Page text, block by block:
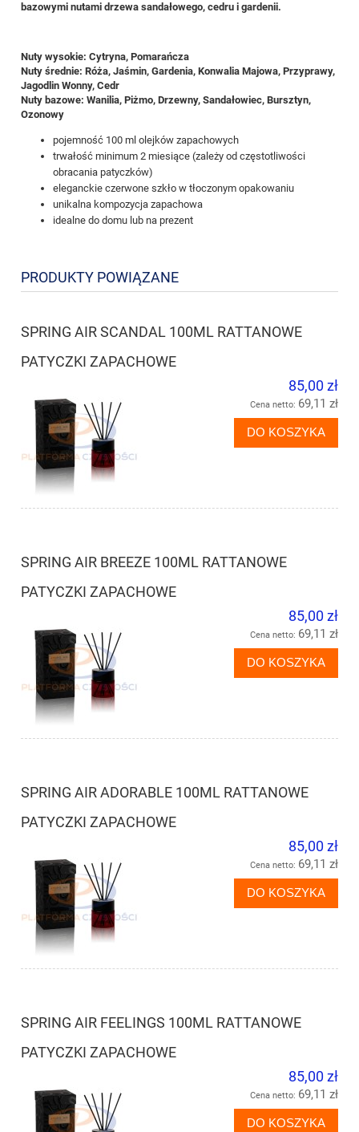
bazowymi nutami drzewa sandałowego, cedru i gardenii.
Nuty wysokie: Cytryna, Pomarańcza
Nuty średnie: Róża, Jaśmin, Gardenia, Konwalia Majowa, Przyprawy,
Jagodlin Wonny, Cedr
Nuty bazowe: Wanilia, Piżmo, Drzewny, Sandałowiec, Bursztyn,
Ozonowy
pojemność 100 ml olejków zapachowych
trwałość minimum 2 miesiące (zależy od częstotliwości
obracania patyczków)
eleganckie czerwone szkło w tłoczonym opakowaniu
unikalna kompozycja zapachowa
idealne do domu lub na prezent
PRODUKTY POWIĄZANE
SPRING AIR SCANDAL 100ML RATTANOWE
PATYCZKI ZAPACHOWE
85,00 zł
Cena netto: 69,11 zł
DO KOSZYKA
SPRING AIR BREEZE 100ML RATTANOWE
PATYCZKI ZAPACHOWE
85,00 zł
Cena netto: 69,11 zł
DO KOSZYKA
SPRING AIR ADORABLE 100ML RATTANOWE
PATYCZKI ZAPACHOWE
85,00 zł
Cena netto: 69,11 zł
DO KOSZYKA
SPRING AIR FEELINGS 100ML RATTANOWE
PATYCZKI ZAPACHOWE
85,00 zł
Cena netto: 69,11 zł
DO KOSZYKA